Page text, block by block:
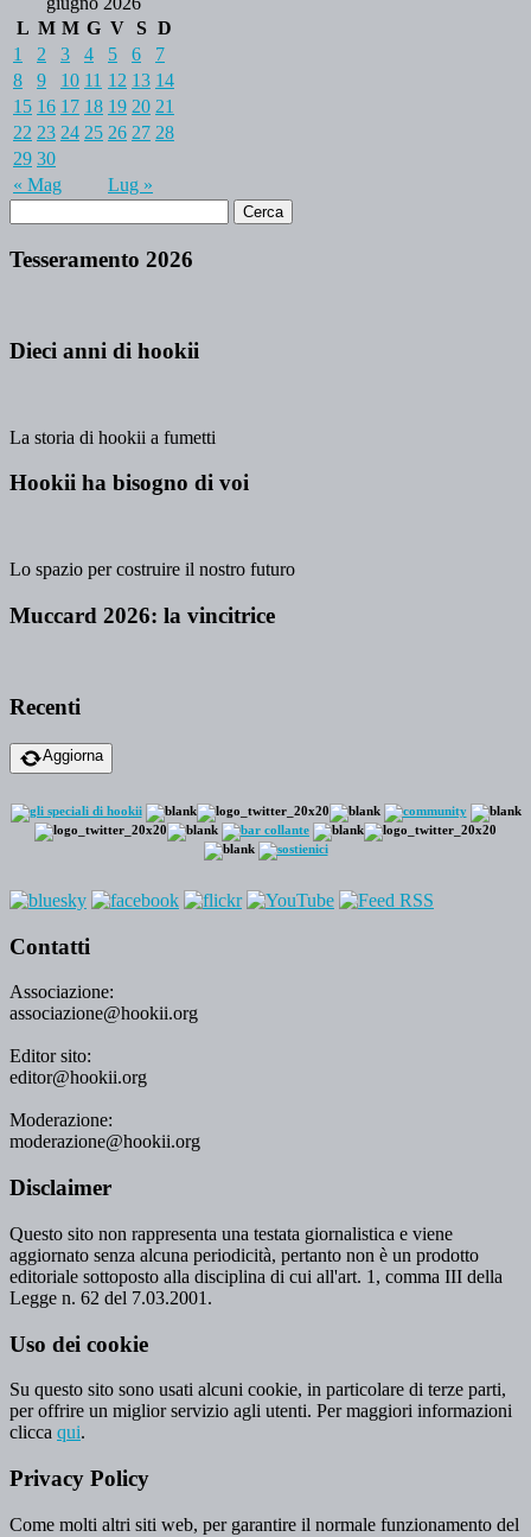
L M M G V S D
« Mag Lug »
1 2 3 4 5 6
7
8
9 10 11 12 13 14
15 16 17 18 19 20 21
22 23 24 25 26 27 28
29 30
Tesseramento 2026
Dieci anni di hookii
La storia di hookii a fumetti
Hookii ha bisogno di voi
Lo spazio per costruire il nostro futuro
Muccard 2026: la vincitrice
Recenti
Aggiorna
Contatti
Associazione:
associazione@hookii.org
Editor sito:
editor@hookii.org
Moderazione:
moderazione@hookii.org
Disclaimer
Questo sito non rappresenta una testata giornalistica e viene
aggiornato senza alcuna periodicità, pertanto non è un prodotto
editoriale sottoposto alla disciplina di cui all'art. 1, comma III della
Legge n. 62 del 7.03.2001.
Uso dei cookie
Su questo sito sono usati alcuni cookie, in particolare di terze parti,
per offrire un miglior servizio agli utenti. Per maggiori informazioni
clicca qui.
Privacy Policy
Come molti altri siti web, per garantire il normale funzionamento del